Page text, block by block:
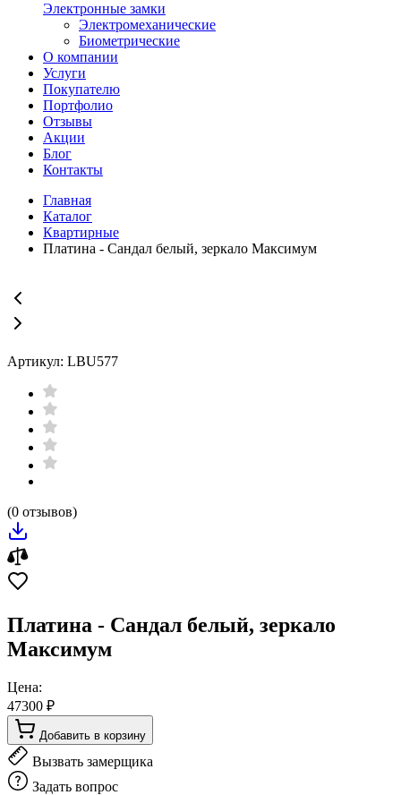
Электронные замки
Электромеханические
Биометрические
О компании
Услуги
Покупателю
Портфолио
Отзывы
Акции
Блог
Контакты
Главная
Каталог
Квартирные
Платина - Сандал белый, зеркало Максимум
Артикул: LBU577
(0 отзывов)
Платина - Сандал белый, зеркало
Максимум
Цена:
47300 ₽
Добавить в корзину
Вызвать замерщика
Задать вопрос